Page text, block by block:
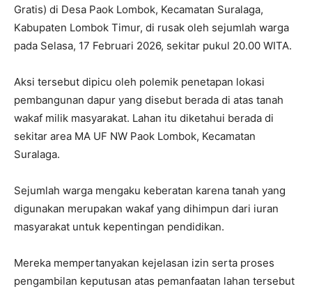
Gratis) di Desa Paok Lombok, Kecamatan Suralaga,
Kabupaten Lombok Timur, di rusak oleh sejumlah warga
pada Selasa, 17 Februari 2026, sekitar pukul 20.00 WITA.
Aksi tersebut dipicu oleh polemik penetapan lokasi
pembangunan dapur yang disebut berada di atas tanah
wakaf milik masyarakat. Lahan itu diketahui berada di
sekitar area MA UF NW Paok Lombok, Kecamatan
Suralaga.
Sejumlah warga mengaku keberatan karena tanah yang
digunakan merupakan wakaf yang dihimpun dari iuran
masyarakat untuk kepentingan pendidikan.
Mereka mempertanyakan kejelasan izin serta proses
pengambilan keputusan atas pemanfaatan lahan tersebut